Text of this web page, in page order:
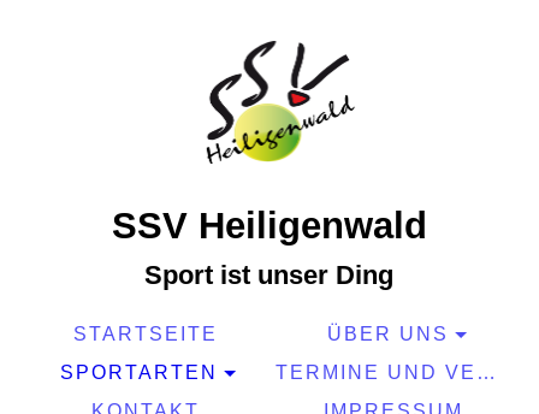
SSV Heiligenwald
Sport ist unser Ding
STARTSEITE
ÜBER UNS
SPORTARTEN
TERMINE UND VERANSTALTUNGEN